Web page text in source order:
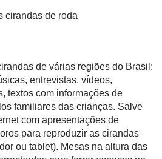
cirandas de roda
de várias regiões do Brasil:
entrevistas, vídeos,
textos com informações de
familiares das crianças. Salve
com apresentações de
para reproduzir as cirandas
ou tablet). Mesas na altura das